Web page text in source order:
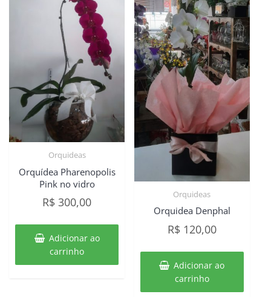
Orquideas
Orquídea Pharenopolis
Pink no vidro
R$ 300,00
Adicionar ao
carrinho
Orquideas
Orquidea Denphal
R$ 120,00
Adicionar ao
carrinho